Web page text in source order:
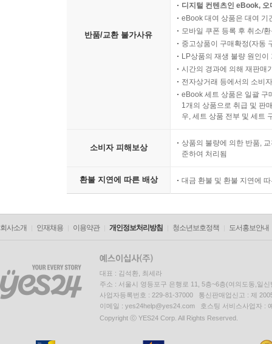
반품/교환 불가사유
디지털 컨텐츠인 eBook,
eBook 대여 상품은 대여 기
모바일 쿠폰 등록 후 취소/
중고상품이 구매확정(자동
LP상품의 재생 불량 원인
시간의 경과에 의해 재판매
전자상거래 등에서의 소비
eBook 세트 상품은 일괄 구
1개의 상품으로 취급 및 판
우, 세트 상품 전부 및 세트
소비자 피해보상
상품의 불량에 의한 반품,
준하여 처리됨
환불 지연에 따른 배상 대금 환불 및 환불 지연에
회사소개 인재채용 이용약관 개인정보처리방침 청소년보호정책 도서홍보안내
대표 : 김석환, 최세라
주소 : 서울시 영등포구 은행로 11, 5층~6층(여의도동,일신
사업자등록번호 : 229-81-37000 통신판매업신고 : 제
이메일 : yes24help@yes24.com 호스팅 서비스사업자 :
Copyright ⓒ YES24 Corp. All Rights Reserved.